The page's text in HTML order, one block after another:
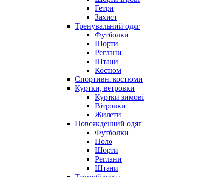
Гетри
Захист
Тренувальний одяг
Футболки
Шорти
Реглани
Штани
Костюм
Спортивні костюми
Куртки, ветровки
Куртки зимові
Вітровки
Жилети
Повсякденний одяг
Футболки
Поло
Шорти
Реглани
Штани